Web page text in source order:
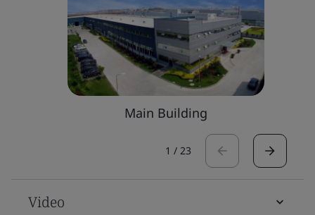
Main Building
1 / 23
Video